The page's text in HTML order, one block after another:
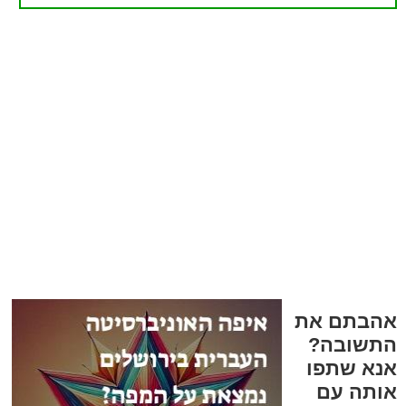
אהבתם את
התשובה?
אנא שתפו
אותה עם